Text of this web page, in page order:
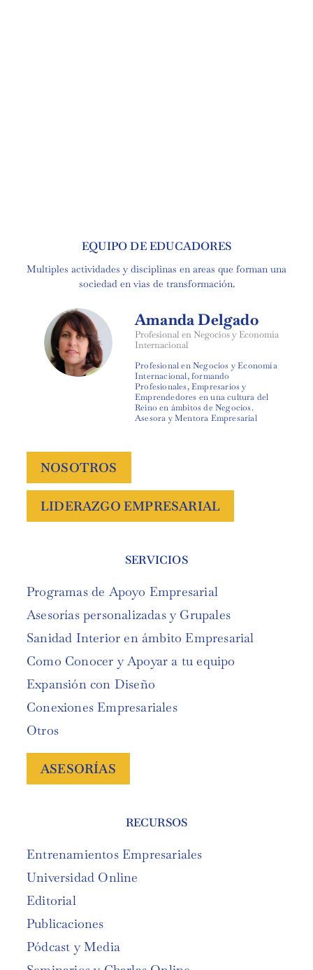
EQUIPO DE EDUCADORES
Multiples actividades y disciplinas en areas que forman una
sociedad en vias de transformación.
Amanda Delgado
Profesional en Negocios y Economía
Internacional
Profesional en Negocios y Economía
Internacional, formando
Profesionales, Empresarios y
Emprendedores en una cultura del
Reino en ámbitos de Negocios.
Asesora y Mentora Empresarial
NOSOTROS
LIDERAZGO EMPRESARIAL
SERVICIOS
Programas de Apoyo Empresarial
Asesorías personalizadas y Grupales
Sanidad Interior en ámbito Empresarial
Como Conocer y Apoyar a tu equipo
Expansión con Diseño
Conexiones Empresariales
Otros
ASESORÍAS
RECURSOS
Entrenamientos Empresariales
Universidad Online
Editorial
Publicaciones
Pódcast y Media